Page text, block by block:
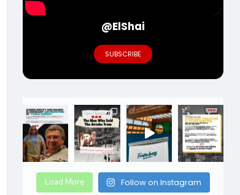
@ElShai
SUBSCRIBE
Load More Follow on Instagram